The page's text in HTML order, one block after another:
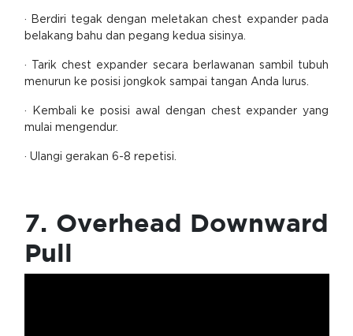
· Berdiri tegak dengan meletakan chest expander pada
belakang bahu dan pegang kedua sisinya.
· Tarik chest expander secara berlawanan sambil tubuh
menurun ke posisi jongkok sampai tangan Anda lurus.
· Kembali ke posisi awal dengan chest expander yang
mulai mengendur.
· Ulangi gerakan 6-8 repetisi.
7. Overhead Downward
Pull